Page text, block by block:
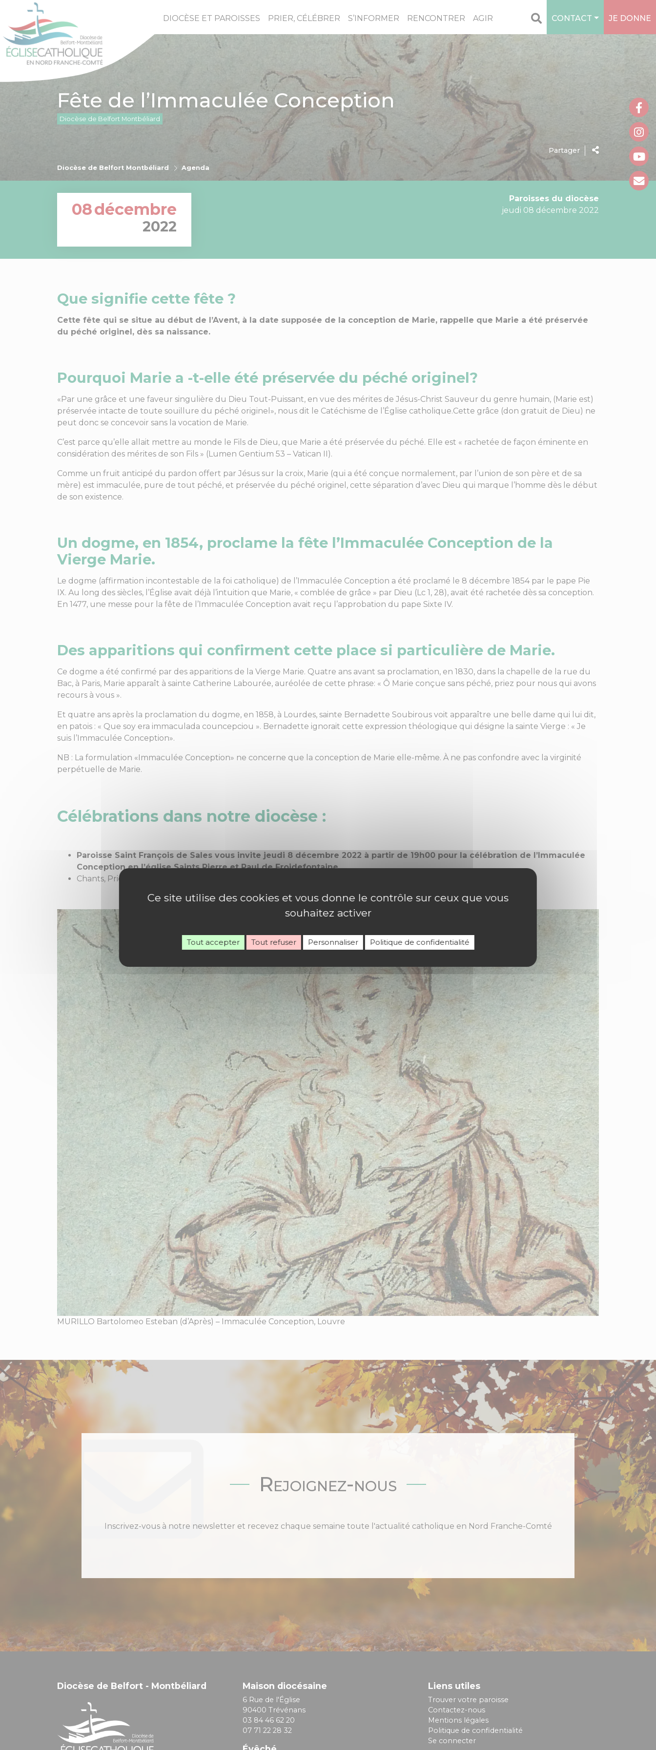
DIOCÈSE ET PAROISSES PRIER, CÉLÉBRER S’INFORMER RENCONTRER AGIR CONTACT JE DONNE
Fête de l’Immaculée Conception
Diocèse de Belfort Montbéliard
Partager
Diocèse de Belfort Montbéliard Agenda
08décembre
2022
Paroisses du diocèse
jeudi 08 décembre 2022
Que signifie cette fête ?
Cette fête qui se situe au début de l’Avent, à la date supposée de la conception de Marie, rappelle que Marie a été préservée
du péché originel, dès sa naissance.
Pourquoi Marie a -t-elle été préservée du péché originel?
«Par une grâce et une faveur singulière du Dieu Tout-Puissant, en vue des mérites de Jésus-Christ Sauveur du genre humain, (Marie est)
préservée intacte de toute souillure du péché originel», nous dit le Catéchisme de l’Église catholique.Cette grâce (don gratuit de Dieu) ne
peut donc se concevoir sans la vocation de Marie.
C’est parce qu’elle allait mettre au monde le Fils de Dieu, que Marie a été préservée du péché. Elle est « rachetée de façon éminente en
considération des mérites de son Fils » (Lumen Gentium 53 – Vatican II).
Comme un fruit anticipé du pardon offert par Jésus sur la croix, Marie (qui a été conçue normalement, par l’union de son père et de sa
mère) est immaculée, pure de tout péché, et préservée du péché originel, cette séparation d’avec Dieu qui marque l’homme dès le début
de son existence.
Un dogme, en 1854, proclame la fête l’Immaculée Conception de la
Vierge Marie.
Le dogme (affirmation incontestable de la foi catholique) de l’Immaculée Conception a été proclamé le 8 décembre 1854 par le pape Pie
IX. Au long des siècles, l’Église avait déjà l’intuition que Marie, « comblée de grâce » par Dieu (Lc 1, 28), avait été rachetée dès sa conception.
En 1477, une messe pour la fête de l’Immaculée Conception avait reçu l’approbation du pape Sixte IV.
Des apparitions qui confirment cette place si particulière de Marie.
Ce dogme a été confirmé par des apparitions de la Vierge Marie. Quatre ans avant sa proclamation, en 1830, dans la chapelle de la rue du
Bac, à Paris, Marie apparaît à sainte Catherine Labourée, auréolée de cette phrase: « Ô Marie conçue sans péché, priez pour nous qui avons
recours à vous ».
Et quatre ans après la proclamation du dogme, en 1858, à Lourdes, sainte Bernadette Soubirous voit apparaître une belle dame qui lui dit,
en patois : « Que soy era immaculada councepciou ». Bernadette ignorait cette expression théologique qui désigne la sainte Vierge : « Je
suis l’Immaculée Conception».
NB : La formulation «Immaculée Conception» ne concerne que la conception de Marie elle-même. À ne pas confondre avec la virginité
perpétuelle de Marie.
Célébrations dans notre diocèse :
Paroisse Saint François de Sales vous invite jeudi 8 décembre 2022 à partir de 19h00 pour la célébration de l’Immaculée
Conception en l’église Saints Pierre et Paul de Froidefontaine.
Chants, Prières, Lectures, Évangile, Poèmes…Bénédiction
MURILLO Bartolomeo Esteban (d’Après) – Immaculée Conception, Louvre
Rejoignez-nous
Inscrivez-vous à notre newsletter et recevez chaque semaine toute l'actualité catholique en Nord Franche-Comté
Diocèse de Belfort - Montbéliard Maison diocésaine
6 Rue de l'Église
90400 Trévénans
03 84 46 62 20
07 71 22 28 32
Liens utiles
Trouver votre paroisse
Contactez-nous
Mentions légales
Politique de confidentialité
Se connecter
Ce site utilise des cookies et vous donne le contrôle sur ceux que vous
souhaitez activer
Tout accepter Tout refuser Personnaliser Politique de confidentialité